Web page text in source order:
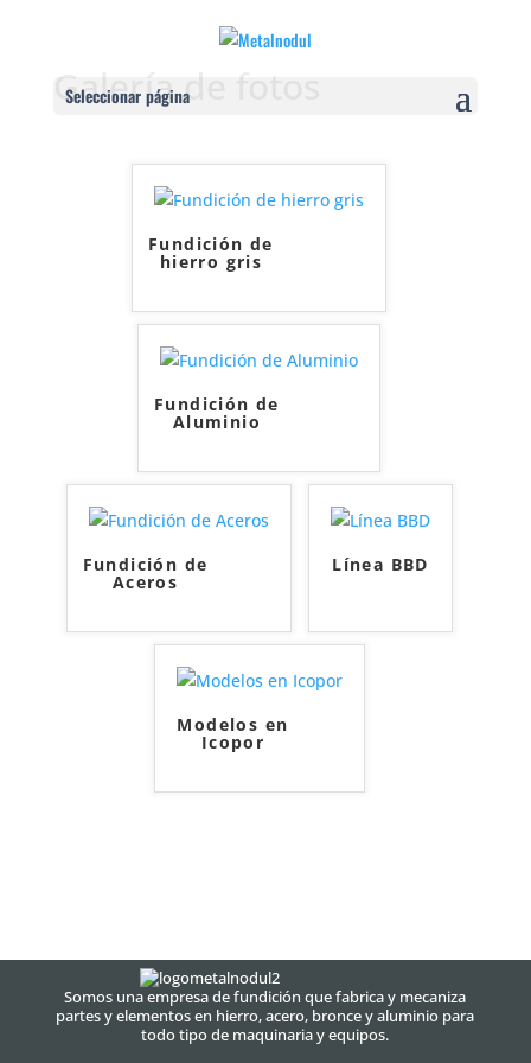
Seleccionar página
Galería de fotos
Fundición de
hierro gris
Fundición de
Aluminio
Fundición de
Aceros
Línea BBD
Modelos en
Icopor
Somos una empresa de fundición que fabrica y mecaniza
partes y elementos en hierro, acero, bronce y aluminio para
todo tipo de maquinaria y equipos.